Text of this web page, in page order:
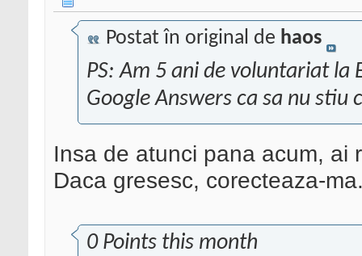
Postat în original de haos
PS: Am 5 ani de voluntariat la
Google Answers ca sa nu stiu
Insa de atunci pana acum, ai
Daca gresesc, corecteaza-
0 Points this month